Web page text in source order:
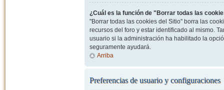
¿Cuál es la función de "Borrar todas las
"Borrar todas las cookies del Sitio" borra las
recursos del foro y estar identificado al mismo.
usuario si la administración ha habilitado la
seguramente ayudará.
Arriba
Preferencias de usuario y configuraciones